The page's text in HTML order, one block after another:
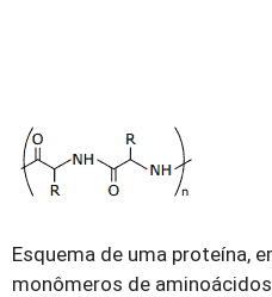
Esquema de uma proteína,
monômeros de